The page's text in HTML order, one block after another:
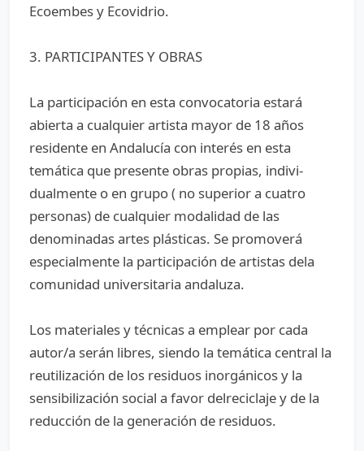
Ecoembes y Ecovidrio.
3. PARTICIPANTES Y OBRAS
La participación en esta convocatoria estará
abierta a cualquier artista mayor de 18 años
residente en Andalucía con interés en esta
temática que presente obras propias, indivi-
dualmente o en grupo ( no superior a cuatro
personas) de cualquier modalidad de las
denominadas artes plásticas. Se promoverá
especialmente la participación de artistas dela
comunidad universitaria andaluza.
Los materiales y técnicas a emplear por cada
autor/a serán libres, siendo la temática central la
reutilización de los residuos inorgánicos y la
sensibilización social a favor delreciclaje y de la
reducción de la generación de residuos.